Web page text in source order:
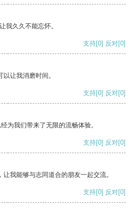
我久久不能忘怀。
支持[0] 反对[0]
让我消磨时间。
支持[0] 反对[0]
为我们带来了无限的流畅体验。
支持[0] 反对[0]
我能够与志同道合的朋友一起交流。
支持[0] 反对[0]